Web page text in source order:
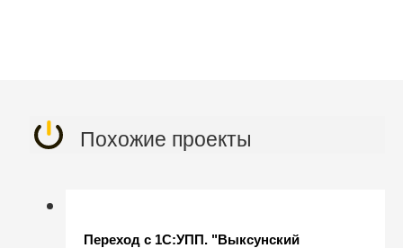
Похожие проекты
Переход с 1С:УПП. "Выксунский